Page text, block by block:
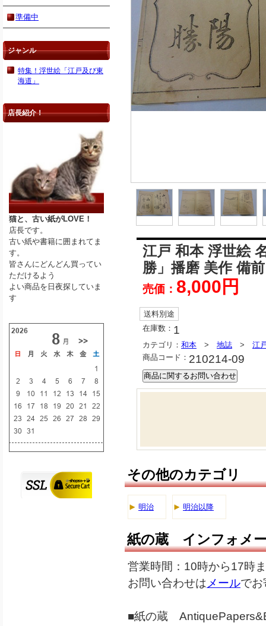
江戸 和本 浮世絵
勝」播磨 美作 備
売価： 8,000円
送料別途
在庫数： 1
カテゴリ： 和本 > 地誌 > 江
商品コード： 210214-09
その他のカテゴリ
明治 明治以降
紙の蔵 インフォメ
営業時間：10時から17時
お問い合わせは メールでお
■紙の蔵
準備中
ジャンル
特集！浮世絵「江戸及び東
海道」
店長紹介！
猫と、古い紙がLOVE！
店長です。
古い紙や書籍に囲まれてま
す。
皆さんにどんどん買ってい
ただけるよう
よい商品を日夜探していま
す